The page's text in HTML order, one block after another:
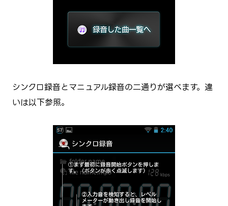
シンクロ録音とマニュアル録音の二通りが選べます。違
いは以下参照。